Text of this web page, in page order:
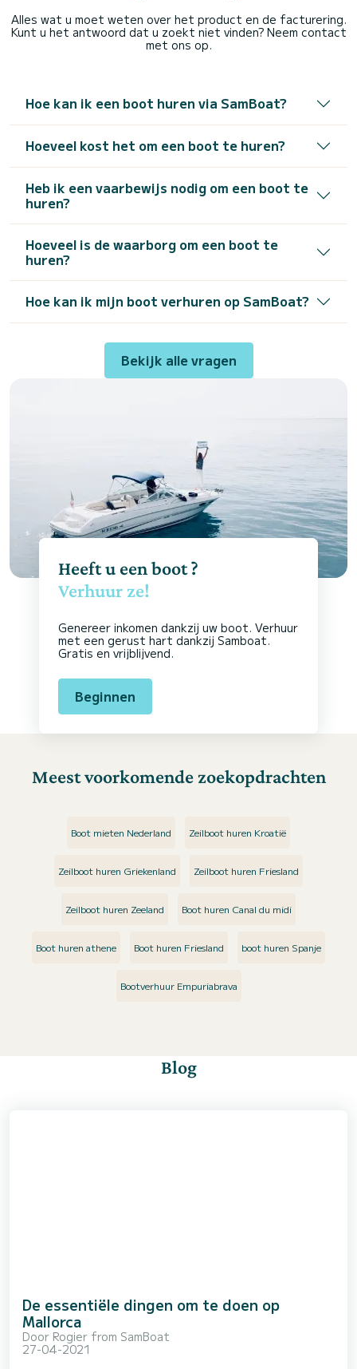
Alles wat u moet weten over het product en de facturering.
Kunt u het antwoord dat u zoekt niet vinden? Neem contact
met ons op.
Hoe kan ik een boot huren via SamBoat?
Hoeveel kost het om een boot te huren?
Heb ik een vaarbewijs nodig om een boot te
huren?
Hoeveel is de waarborg om een boot te
huren?
Hoe kan ik mijn boot verhuren op SamBoat?
Bekijk alle vragen
Heeft u een boot ?
Verhuur ze!
Genereer inkomen dankzij uw boot. Verhuur
met een gerust hart dankzij Samboat.
Gratis en vrijblijvend.
Beginnen
Meest voorkomende zoekopdrachten
Boot mieten Nederland Zeilboot huren Kroatië
Zeilboot huren Griekenland Zeilboot huren Friesland
Zeilboot huren Zeeland Boot huren Canal du midi
Boot huren athene Boot huren Friesland boot huren Spanje
Bootverhuur Empuriabrava
Blog
De essentiële dingen om te doen op
Mallorca
Door Rogier from SamBoat
27-04-2021